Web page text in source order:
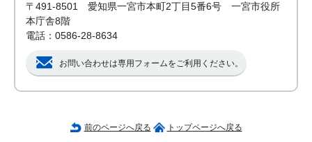
〒491-8501 愛知県一宮市本町2丁目5番6号 一宮市役所
本庁舎8階
電話：0586-28-8634
お問い合わせは専用フォームをご利用ください。
前のページへ戻る トップページへ戻る